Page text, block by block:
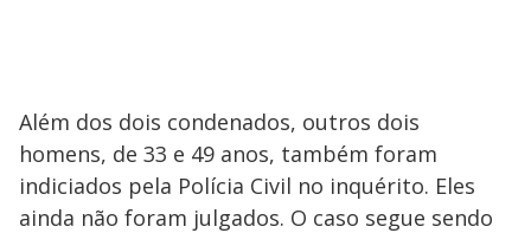
Além dos dois condenados, outros dois
homens, de 33 e 49 anos, também foram
indiciados pela Polícia Civil no inquérito. Eles
ainda não foram julgados. O caso segue sendo